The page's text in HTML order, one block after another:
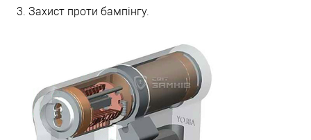
3. Захист проти бампінгу.